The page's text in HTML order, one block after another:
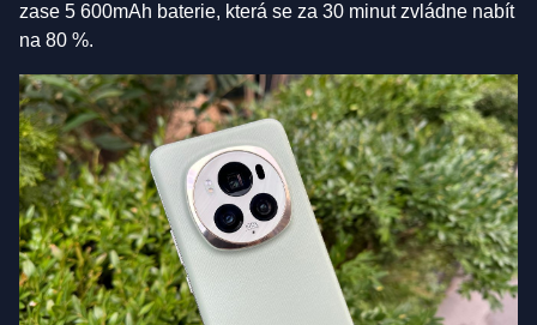
zase 5 600mAh baterie, která se za 30 minut zvládne nabít
na 80 %.